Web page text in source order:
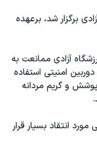
برگزار شد، برعهده
آزادی ممانعت به
امنیتی استفاده
و گریم مردانه
انتقاد بسیار قرار